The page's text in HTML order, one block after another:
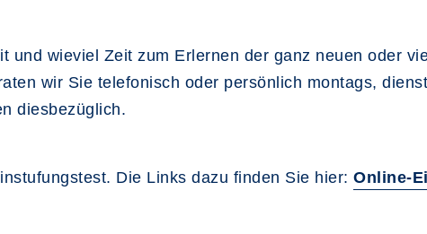
und wieviel Zeit zum Erlernen der ganz neuen oder
wir Sie telefonisch oder persönlich montags,
diesbezüglich.
Die Links dazu finden Sie hier: Online-